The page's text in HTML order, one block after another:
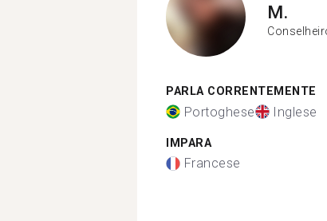
M.
PARLA CORRENTEMENTE
Portoghese Inglese
IMPARA
Francese